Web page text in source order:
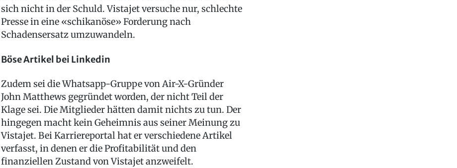
sich nicht in der Schuld. Vistajet versuche nur, schlechte
Presse in eine «schikanöse» Forderung nach
Schadensersatz umzuwandeln.
Böse Artikel bei Linkedin
Zudem sei die Whatsapp-Gruppe von Air-X-Gründer
John Matthews gegründet worden, der nicht Teil der
Klage sei. Die Mitglieder hätten damit nichts zu tun. Der
hingegen macht kein Geheimnis aus seiner Meinung zu
Vistajet. Bei Karriereportal hat er verschiedene Artikel
verfasst, in denen er die Profitabilität und den
finanziellen Zustand von Vistajet anzweifelt.